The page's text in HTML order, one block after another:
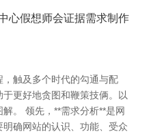
心假想师会证据需求制作
触及多个时代的勾通与配
更好地贪图和鞭策技俩。以
。 领先，**需求分析**是网
确网站的认识、功能、受众